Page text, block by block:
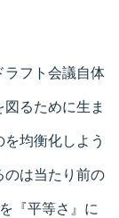
ラフト会議自体
るために生ま
均衡化しよう
のは当たり前の
『平等さ』に